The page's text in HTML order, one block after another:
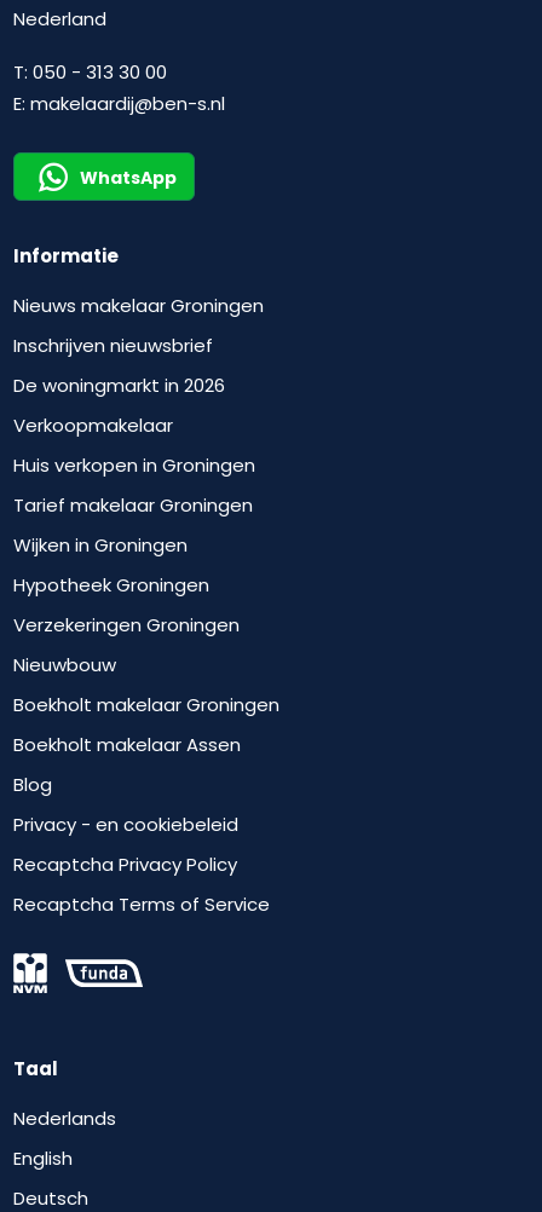
Nederland
T:050 - 313 30 00
E:makelaardij@ben-s.nl
WhatsApp
Informatie
Nieuws makelaar Groningen
Inschrijven nieuwsbrief
De woningmarkt in 2026
Verkoopmakelaar
Huis verkopen in Groningen
Tarief makelaar Groningen
Wijken in Groningen
Hypotheek Groningen
Verzekeringen Groningen
Nieuwbouw
Boekholt makelaar Groningen
Boekholt makelaar Assen
Blog
Privacy - en cookiebeleid
Recaptcha Privacy Policy
Recaptcha Terms of Service
Taal
Nederlands
English
Deutsch